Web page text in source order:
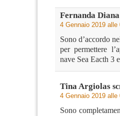
Fernanda Diana
4 Gennaio 2019 alle
Sono d’accordo
per permettere
nave Sea Eacth 3
Tina Argiolas
4 Gennaio 2019 alle
Sono